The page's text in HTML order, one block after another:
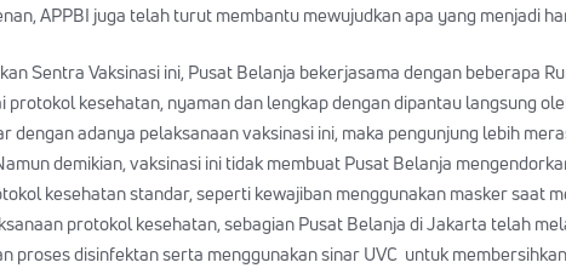
APPBI juga telah turut membantu mewujudkan apa yang menjadi
Sentra Vaksinasi ini, Pusat Belanja bekerjasama dengan beberapa
protokol kesehatan, nyaman dan lengkap dengan dipantau langsung
dengan adanya pelaksanaan vaksinasi ini, maka pengunjung lebih
demikian, vaksinasi ini tidak membuat Pusat Belanja
kesehatan standar, seperti kewajiban menggunakan masker saat
protokol kesehatan, sebagian Pusat Belanja di Jakarta telah
proses disinfektan serta menggunakan sinar UVC untuk